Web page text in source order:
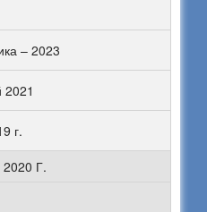
– 2023
2021
г.
Г.